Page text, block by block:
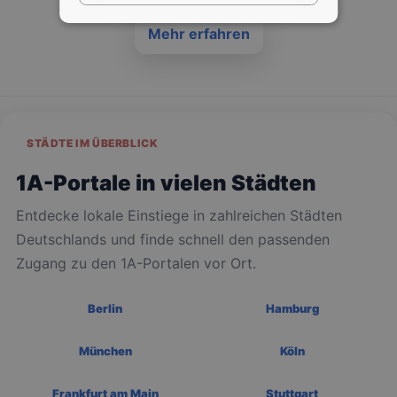
Mehr erfahren
STÄDTE IM ÜBERBLICK
1A-Portale in vielen Städten
Entdecke lokale Einstiege in zahlreichen Städten
Deutschlands und finde schnell den passenden
Zugang zu den 1A-Portalen vor Ort.
Berlin Hamburg
München Köln
Frankfurt am Main Stuttgart